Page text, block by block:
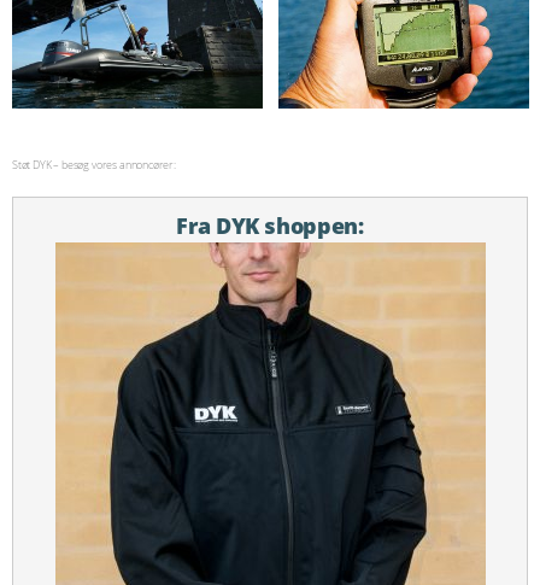
Støt DYK – besøg vores annoncører:
Fra DYK shoppen: